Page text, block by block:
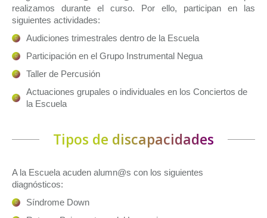
realizamos durante el curso. Por ello, participan en las
siguientes actividades:
Audiciones trimestrales dentro de la Escuela
Participación en el Grupo Instrumental Negua
Taller de Percusión
Actuaciones grupales o individuales en los Conciertos de
la Escuela
Tipos de discapacidades
A la Escuela acuden alumn@s con los siguientes
diagnósticos:
Síndrome Down